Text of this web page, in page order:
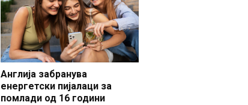
Англија забранува
енергетски пијалаци за
помлади од 16 години